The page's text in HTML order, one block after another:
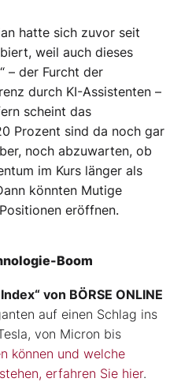
hatte sich zuvor seit
weil auch dieses
– der Furcht der
durch KI-Assistenten –
scheint das
Prozent sind da noch gar
noch abzuwarten, ob
im Kurs länger als
könnten Mutige
eröffnen.
Boom
von BÖRSE ONLINE
auf einen Schlag ins
von Micron bis
können und welche
erfahren Sie hier.